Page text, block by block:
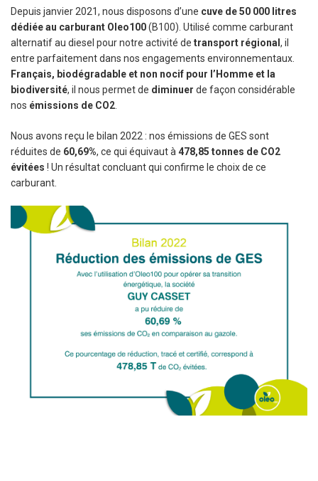
Depuis janvier 2021, nous disposons d’une cuve de 50 000 litres
dédiée au carburant Oleo100(B100). Utilisé comme carburant
alternatif au diesel pour notre activité de transport régional , il
entre parfaitement dans nos engagements environnementaux.
Français, biodégradable et non nocif pour l’Homme et la
biodiversité, il nous permet de diminuer de façon considérable
nos émissions de CO2
Nous avons reçu le bilan 2022 : nos émissions de GES sont
réduites de 60,69%, ce qui équivaut à 478,85 tonnes de CO2
évitées ! Un résultat concluant qui confirme le choix de ce
carburant.